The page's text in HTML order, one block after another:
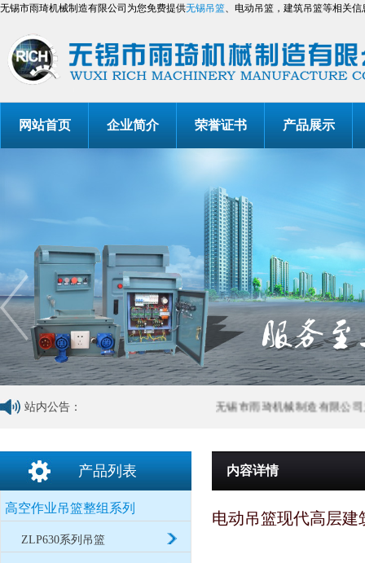
无锡市雨琦机械制造有限公司为您免费提供无锡吊篮、电动吊篮，建筑吊篮等相关
网站首页 企业简介 荣誉证书 产品展示
站内公告： 无锡市雨琦机械制造有限公司为
产品列表
高空作业吊篮整组系列
ZLP630系列吊篮
内容详情
电动吊篮现代高层